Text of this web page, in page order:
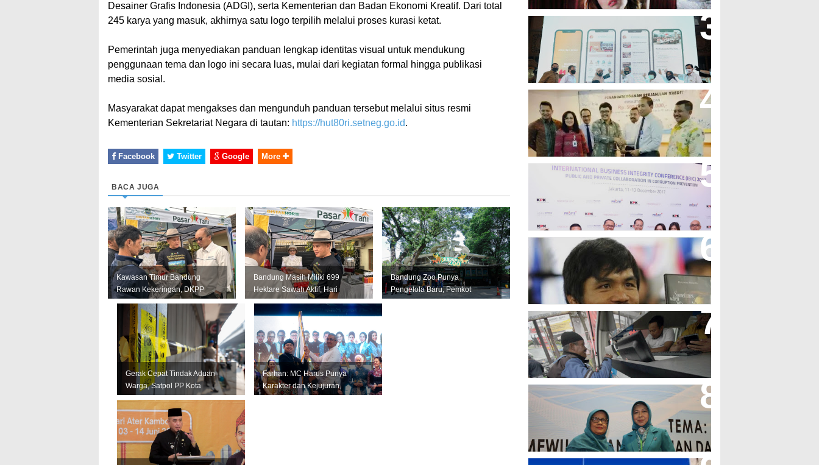
Desainer Grafis Indonesia (ADGI), serta Kementerian dan Badan Ekonomi Kreatif. Dari total
245 karya yang masuk, akhirnya satu logo terpilih melalui proses kurasi ketat.
Pemerintah juga menyediakan panduan lengkap identitas visual untuk mendukung
penggunaan tema dan logo ini secara luas, mulai dari kegiatan formal hingga publikasi
media sosial.
Masyarakat dapat mengakses dan mengunduh panduan tersebut melalui situs resmi
Kementerian Sekretariat Negara di tautan: https://hut80ri.setneg.go.id.
Facebook Twitter Google More
BACA JUGA
Kawasan Timur Bandung
Rawan Kekeringan, DKPP
Perkuat Mitigasi untuk
Lindungi Pro...
Bandung Masih Miliki 699
Hektare Sawah Aktif, Hari
Krida Pertanian Jadi
Momentum...
Bandung Zoo Punya
Pengelola Baru, Pemkot
Gerak Cepat Tindak Aduan
Warga, Satpol PP Kota
Bandung Segel Empat Kios
Miras Il...
Farhan: MC Harus Punya
Karakter dan Kejujuran,
Bandung Great Sale 2020 Go
Online Resmi Dimulai
Bank Bjb Fasilitasi Kredit Modal
Kerja Konstruksi PT Adhi Karya
Keren, Bank BJB Kantongi
Puluhan Penghargaan Sepanjang
2017
Dicibir Di Medsos, Manny
Pacquiao Tegaskan Pendirian
Tolak LGBT
Bjb T Samsat Manjakan Nasabah
Dalam Bayar Pajak Kendaraan
Perpres No.99/2017 Bisa Jadi
Acuan Semangat Pengabdian